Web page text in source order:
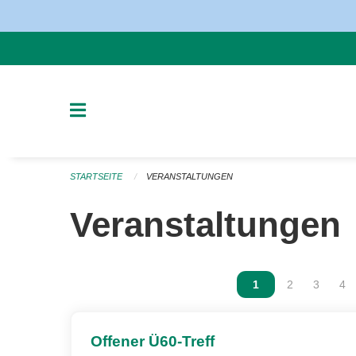
STARTSEITE VERANSTALTUNGEN
Veranstaltungen
Vous êtes sur la
1 Vous êtes
2 Vous
3 4
Offener Ü60-Treff